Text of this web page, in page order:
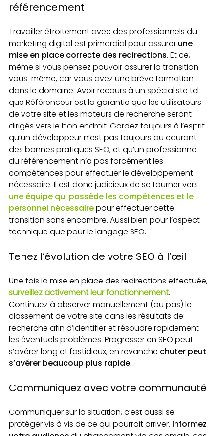
référencement
Travailler étroitement avec des professionnels du
marketing digital est primordial pour assurer une
mise en place correcte des redirections. Et ce,
même si vous pensez pouvoir assurer la transition
vous-même, car vous avez une brève formation
dans le domaine. Avoir recours à un spécialiste tel
que Référenceur est la garantie que les utilisateurs
de votre site et les moteurs de recherche seront
dirigés vers le bon endroit. Gardez toujours à l’esprit
qu’un développeur n’est pas toujours au courant
des bonnes pratiques SEO, et qu’un professionnel
du référencement n’a pas forcément les
compétences pour effectuer le développement
nécessaire. Il est donc judicieux de se tourner vers
une équipe qui possède les compétences et le
personnel nécessairepour effectuer cette
transition sans encombre. Aussi bien pour l’aspect
technique que pour le langage SEO.
Tenez l’évolution de votre SEO à l’œil
Une fois la mise en place des redirections effectuée,
surveillez activement leur fonctionnement.
Continuez à observer manuellement (ou pas) le
classement de votre site dans les résultats de
recherche afin d’identifier et résoudre rapidement
les éventuels problèmes. Progresser en SEO peut
s’avérer long et fastidieux, en revanche chuter peut
s’avérer beaucoup plus rapide.
Communiquez avec votre communauté
Communiquer sur la situation, c’est aussi se
protéger vis à vis de ce qui pourrait arriver. Informez